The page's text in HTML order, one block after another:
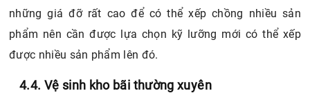
những giá đỡ rất cao để có thể xếp chồng nhiều sản
phẩm nên cần được lựa chọn kỹ lưỡng mới có thể xếp
được nhiều sản phẩm lên đó.
4.4. Vệ sinh kho bãi thường xuyên